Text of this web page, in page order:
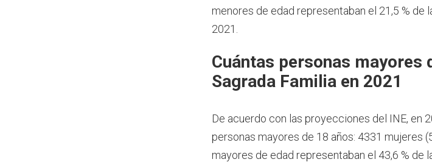
menores de edad representaban el 21,5 % de
2021.
Cuántas personas mayores
Sagrada Familia en 2021
De acuerdo con las proyecciones del INE, en
personas mayores de 18 años: 4331 mujeres
mayores de edad representaban el 43,6 % de